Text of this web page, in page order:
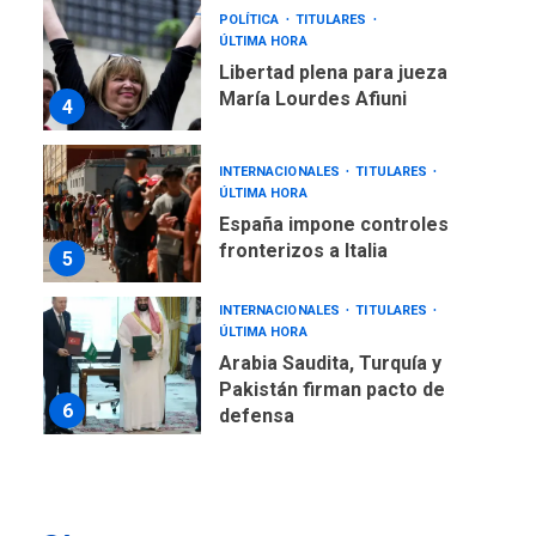
4
POLÍTICA
TITULARES
ÚLTIMA HORA
Libertad plena para jueza
María Lourdes Afiuni
5
INTERNACIONALES
TITULARES
ÚLTIMA HORA
España impone controles
fronterizos a Italia
6
INTERNACIONALES
TITULARES
ÚLTIMA HORA
Arabia Saudita, Turquía y
Pakistán firman pacto de
defensa